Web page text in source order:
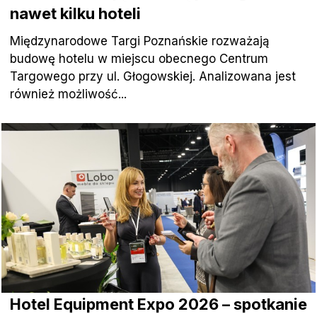
nawet kilku hoteli
Międzynarodowe Targi Poznańskie rozważają
budowę hotelu w miejscu obecnego Centrum
Targowego przy ul. Głogowskiej. Analizowana jest
również możliwość...
Hotel Equipment Expo 2026 – spotkanie